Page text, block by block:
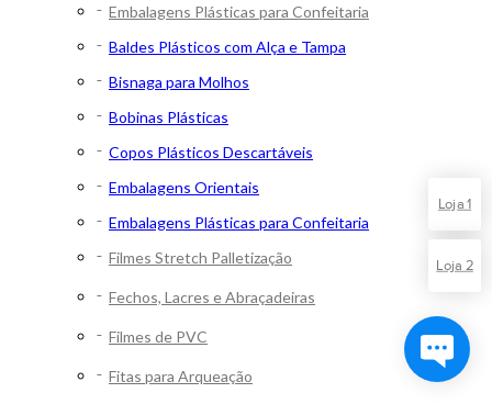
Loja 1
Loja 2
Embalagens Plásticas para Confeitaria
Baldes Plásticos com Alça e Tampa
Bisnaga para Molhos
Bobinas Plásticas
Copos Plásticos Descartáveis
Embalagens Orientais
Embalagens Plásticas para Confeitaria
Filmes Stretch Palletização
Fechos, Lacres e Abraçadeiras
Filmes de PVC
Fitas para Arqueação